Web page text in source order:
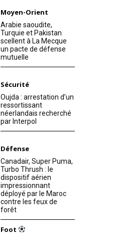
Moyen-Orient
Arabie saoudite,
Turquie et Pakistan
scellent à La Mecque
un pacte de défense
mutuelle
Sécurité
Oujda : arrestation d’un
ressortissant
néerlandais recherché
par Interpol
Défense
Canadair, Super Puma,
Turbo Thrush : le
dispositif aérien
impressionnant
déployé par le Maroc
contre les feux de
forêt
Foot